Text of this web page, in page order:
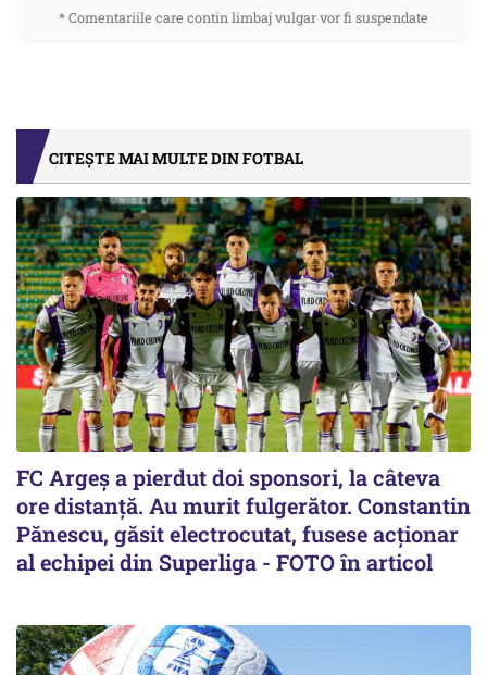
* Comentariile care contin limbaj vulgar vor fi suspendate
CITEȘTE MAI MULTE DIN FOTBAL
FC Argeș a pierdut doi sponsori, la câteva
ore distanță. Au murit fulgerător. Constantin
Pănescu, găsit electrocutat, fusese acționar
al echipei din Superliga - FOTO în articol